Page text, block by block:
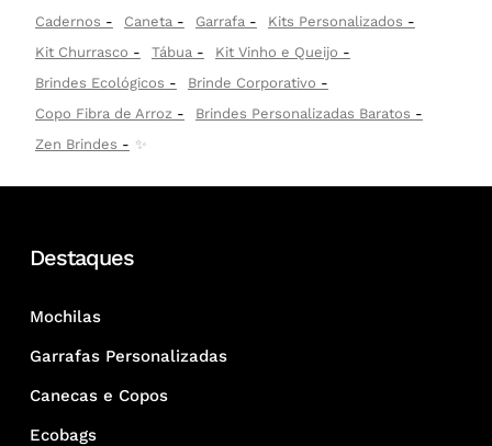
Cadernos
Caneta Garrafa
Kits Personalizados
Kit Churrasco
Tábua
Kit Vinho e Queijo
Brindes Ecológicos
Brinde Corporativo
Copo Fibra de Arroz
Brindes Personalizadas Baratos
Zen Brindes
✨
Destaques
Mochilas
Garrafas Personalizadas
Canecas e Copos
Ecobags